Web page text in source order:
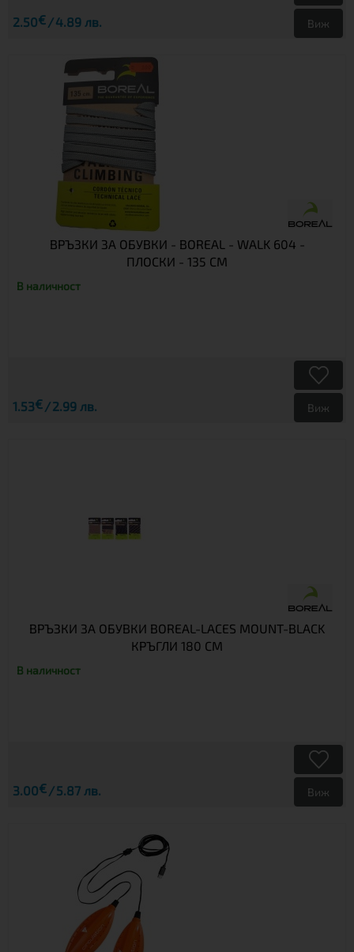
2.50€ 4.89 лв. Виж
ВРЪЗКИ ЗА ОБУВКИ - BOREAL - WALK 604 -
ПЛОСКИ - 135 СМ
В наличност
1.53€ 2.99 лв. Виж
ВРЪЗКИ ЗА ОБУВКИ BOREAL-LACES MOUNT-BLACK
КРЪГЛИ 180 СМ
В наличност
3.00€ 5.87 лв. Виж